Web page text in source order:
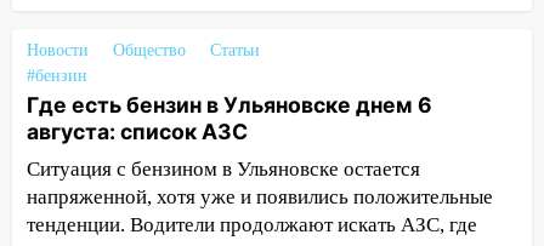
16:02
более 28% площадей зерновых и
зернобобовых культур
15:51 Бросила кирпич в жену брата: в
Ульяновской области завели дело на
агрессивную женщину
Новости Общество
Статьи
#бензин
Где есть бензин в Ульяновске днем 6
августа: список АЗС
Ситуация с бензином в Ульяновске остается
напряженной, хотя уже и появились положительные
тенденции. Водители продолжают искать АЗС, где